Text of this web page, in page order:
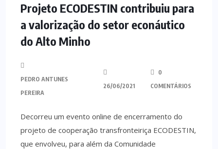
Projeto ECODESTIN contribuiu para
a valorização do setor econáutico
do Alto Minho
PEDRO ANTUNES
PEREIRA
26/06/2021
0
COMENTÁRIOS
Decorreu um evento online de encerramento do
projeto de cooperação transfronteiriça ECODESTIN,
que envolveu, para além da Comunidade